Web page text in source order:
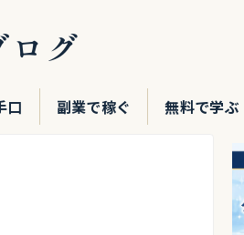
ログ
口 副業で稼ぐ 無料で学ぶ